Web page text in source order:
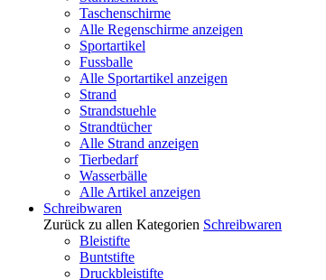
Taschenschirme
Alle Regenschirme anzeigen
Sportartikel
Fussballe
Alle Sportartikel anzeigen
Strand
Strandstuehle
Strandtücher
Alle Strand anzeigen
Tierbedarf
Wasserbälle
Alle Artikel anzeigen
Schreibwaren
Zurück zu allen Kategorien Schreibwaren
Bleistifte
Buntstifte
Druckbleistifte